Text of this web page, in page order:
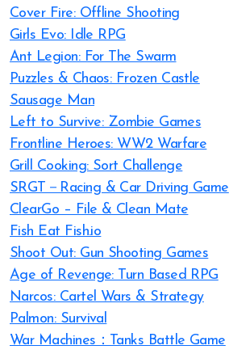
Cover Fire: Offline Shooting
Girls Evo: Idle RPG
Ant Legion: For The Swarm
Puzzles & Chaos: Frozen Castle
Sausage Man
Left to Survive: Zombie Games
Frontline Heroes: WW2 Warfare
Grill Cooking: Sort Challenge
SRGT－Racing & Car Driving Game
ClearGo – File & Clean Mate
Fish Eat Fish.io
Shoot Out: Gun Shooting Games
Age of Revenge: Turn Based RPG
Narcos: Cartel Wars & Strategy
Palmon: Survival
War Machines：Tanks Battle Game